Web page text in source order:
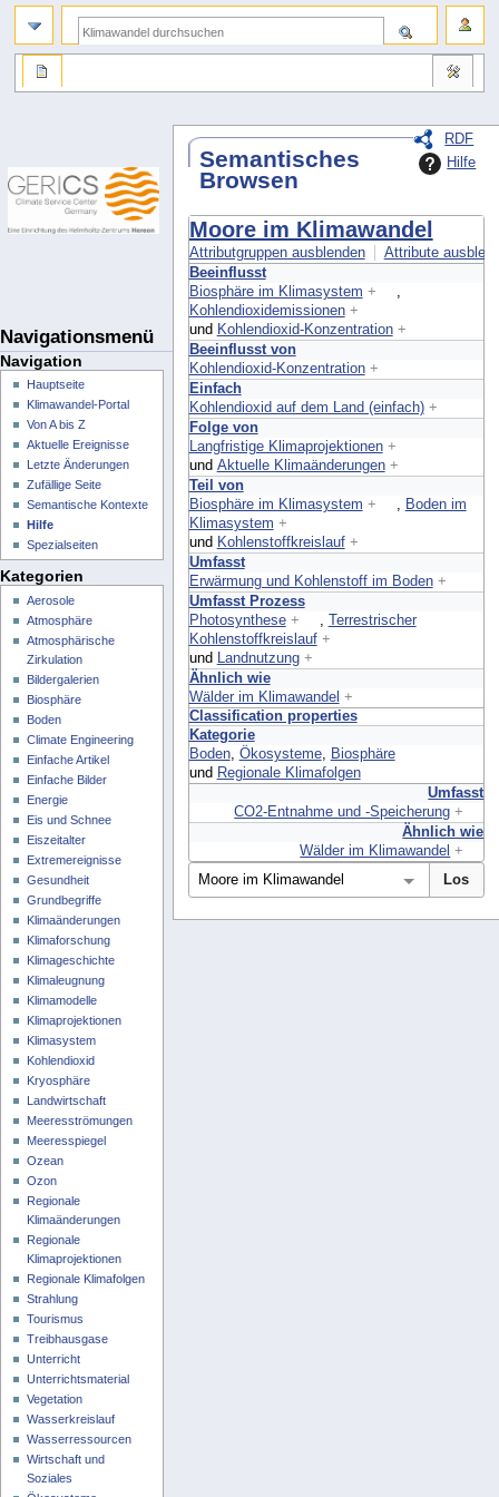
RDF
Hilfe
Semantisches
Browsen
Moore im Klimawandel
Attributgruppen ausblenden
Attribute
Beeinflusst
Biosphäre im Klimasystem +
Kohlendioxidemissionen +
und Kohlendioxid-Konzentration +
Beeinflusst von
Kohlendioxid-Konzentration +
Einfach
Kohlendioxid auf dem Land (einfach) +
Folge von
Langfristige Klimaprojektionen +
und Aktuelle Klimaänderungen +
Teil von
Biosphäre im Klimasystem +
Boden im
Klimasystem +
und Kohlenstoffkreislauf +
Umfasst
Erwärmung und Kohlenstoff im Boden +
Umfasst Prozess
Photosynthese +
Terrestrischer
Kohlenstoffkreislauf +
und
Landnutzung +
Ähnlich wie
Wälder im Klimawandel +
Classification properties
Kategorie
Boden, Ökosysteme,
Biosphäre
und Regionale Klimafolgen
Umfasst
CO2-Entnahme und -Speicherung +
Ähnlich wie
Wälder im Klimawandel +
Navigationsmenü
Navigation
Hauptseite
Klimawandel-Portal
Von A bis Z
Aktuelle Ereignisse
Letzte Änderungen
Zufällige Seite
Semantische Kontexte
Hilfe
Spezialseiten
Kategorien
Aerosole
Atmosphäre
Atmosphärische
Zirkulation
Bildergalerien
Biosphäre
Boden
Climate Engineering
Einfache Artikel
Einfache Bilder
Energie
Eis und Schnee
Eiszeitalter
Extremereignisse
Gesundheit
Grundbegriffe
Klimaänderungen
Klimaforschung
Klimageschichte
Klimaleugnung
Klimamodelle
Klimaprojektionen
Klimasystem
Kohlendioxid
Kryosphäre
Landwirtschaft
Meeresströmungen
Meeresspiegel
Ozean
Ozon
Regionale
Klimaänderungen
Regionale
Klimaprojektionen
Regionale Klimafolgen
Strahlung
Tourismus
Treibhausgase
Unterricht
Unterrichtsmaterial
Vegetation
Wasserkreislauf
Wasserressourcen
Wirtschaft und
Soziales